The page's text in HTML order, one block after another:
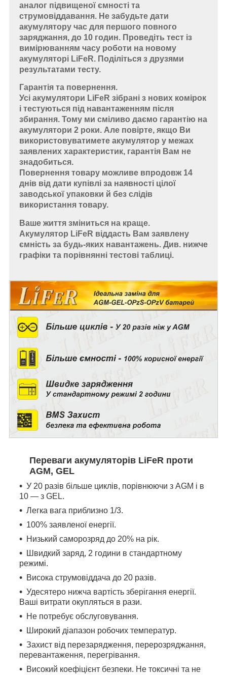
аналог підвищеної ємності та
струмовіддавання. Не забудьте дати
акумулятору час для першого повного
заряджання, до 10 годин. Проведіть тест із
вимірюванням часу роботи на новому
акумуляторі LiFeR. Поділіться з друзями
результатами тесту.
Гарантія та повернення.
Усі акумулятори LiFeR зібрані з нових комірок
і тестуються під навантаженням після
збирання. Тому ми сміливо даємо гарантію на
акумулятори 2 роки. Але повірте, якщо Ви
використовуватимете акумулятор у межах
заявлених характеристик, гарантія Вам не
знадобиться.
Повернення товару можливе впродовж 14
днів від дати купівлі за наявності цілої
заводської упаковки й без слідів
використання товару.
Ваше життя зміниться на краще.
Акумулятор LiFeR віддасть Вам заявлену
ємність за будь-яких навантажень. Див. нижче
графіки та порівнянні тестові таблиці.
Переваги акумуляторів LiFeR проти
AGM, GEL
У 20 разів більше циклів, порівнюючи з AGM і в
10 — з GEL.
Легка вага приблизно 1/3.
100% заявленої енергії.
Низький саморозряд до 20% на рік.
Швидкий заряд, 2 години в стандартному
режимі.
Висока струмовіддача до 20 разів.
Удесятеро нижча вартість зберігання енергії.
Ваші витрати окупляться в рази.
Не потребує обслуговування.
Широкий діапазон робочих температур.
Захист від перезарядження, перерозряджання,
перевантаження, перегрівання.
Високий коефіцієнт безпеки. Не токсичні та не